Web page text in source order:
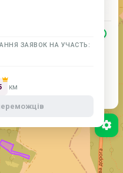
окупована територія
Можливі бойові дії
Бойові дії завершені
ТЕРИТОРІЇ
ЗАЯВОК НА УЧАСТЬ:
км